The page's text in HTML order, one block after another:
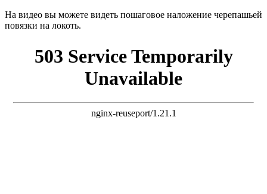
На видео вы можете видеть пошаговое наложение черепашьей
повязки на локоть.